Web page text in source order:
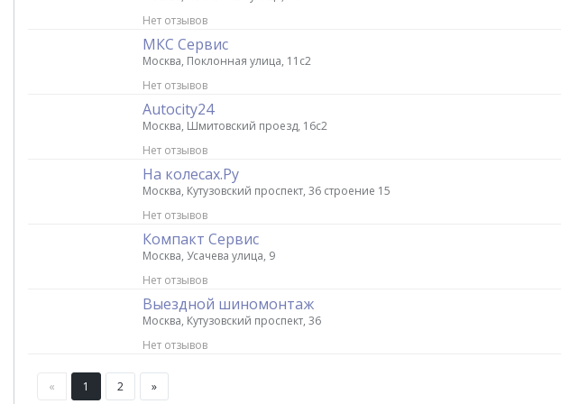
Нет отзывов
МКС Сервис
Москва, Поклонная улица, 11с2
Нет отзывов
Autocity24
Москва, Шмитовский проезд, 16с2
Нет отзывов
На колесах.Ру
Москва, Кутузовский проспект, 36 строение 15
Нет отзывов
Компакт Сервис
Москва, Усачева улица, 9
Нет отзывов
Выездной шиномонтаж
Москва, Кутузовский проспект, 36
Нет отзывов
« 1 2 »